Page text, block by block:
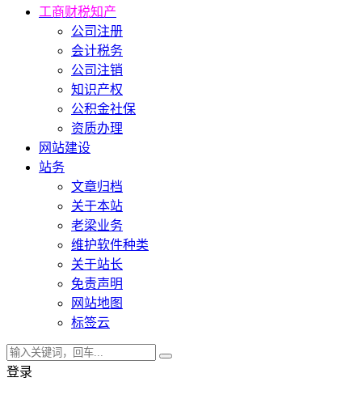
工商财税知产
公司注册
会计税务
公司注销
知识产权
公积金社保
资质办理
网站建设
站务
文章归档
关于本站
老梁业务
维护软件种类
关于站长
免责声明
网站地图
标签云
登录